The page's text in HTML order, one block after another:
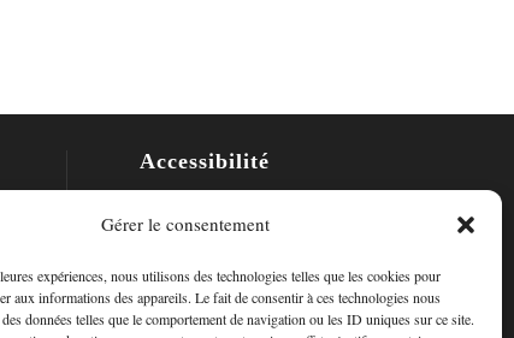
Gérer le consentement
expériences, nous utilisons des technologies telles que les cookies pour
aux informations des appareils. Le fait de consentir à ces technologies nous
données telles que le comportement de navigation ou les ID uniques sur ce site.
Accessibilité